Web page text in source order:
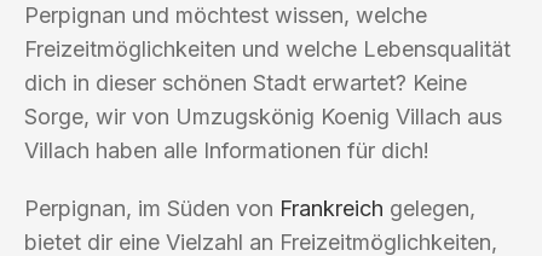
Perpignan und möchtest wissen, welche
Freizeitmöglichkeiten und welche Lebensqualität
dich in dieser schönen Stadt erwartet? Keine
Sorge, wir von Umzugskönig Koenig Villach aus
Villach haben alle Informationen für dich!
Perpignan, im Süden von Frankreich gelegen,
bietet dir eine Vielzahl an Freizeitmöglichkeiten,